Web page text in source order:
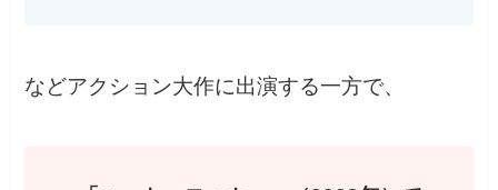
などアクション大作に出演する一方で、